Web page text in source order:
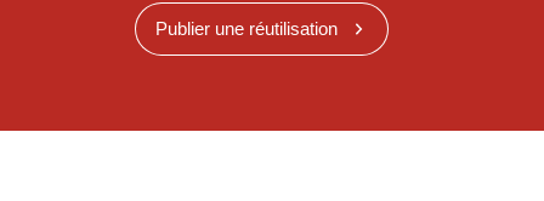
Publier une réutilisation